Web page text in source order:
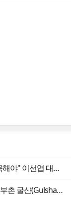
투자 성과를 가르는 지점들
단적인 모습에 충격을 받다